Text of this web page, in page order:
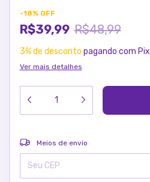
-18% OFF
R$39,99 R$48,99
3% de desconto pagando com Pix
Ver mais detalhes
Entregas para o CEP:
Meios de envio